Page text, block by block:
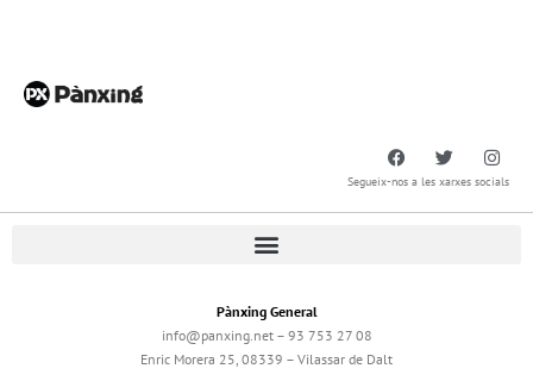
Segueix-nos a les xarxes socials
Pànxing General
info@panxing.net – 93 753 27 08
Enric Morera 25, 08339 – Vilassar de Dalt